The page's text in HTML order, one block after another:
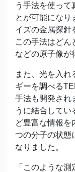
う手法を使って
とが可能になり
イズの金属探針
この手法はどん
などの原子像が
また、光を入
ギーを調べる
手法も開発され
うに結合して
ど豊富な情報を
つの分子の状態
なりました。
「このような